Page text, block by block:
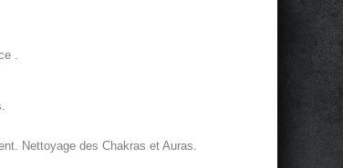
.
Nettoyage des Chakras et Auras.